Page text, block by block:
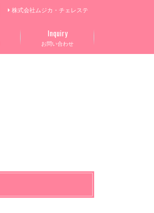
株式会社ムジカ・チェレステ
お問い合わせ
Inquiry